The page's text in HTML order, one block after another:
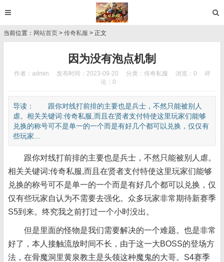
当前位置： 网站首页 > 传奇私服 > 正文
因为没有泡点机制
作者：admin 发布时间：2023-09-20 分类： 传奇私服 浏览：0
评
论：0
导读： 跟你对线打前排的主要也是兵士，不然只能被别人
虐。相关关键词:传奇私服,而且在贤者支付特使这里玩家们能够
兑换的称号可不是单一的一个而是有好几个都可以兑换，仅仅有
些玩家...
跟你对线打前排的主要也是兵士，不然只能被别人虐。
相关关键词:传奇私服,而且在贤者支付特使这里玩家们能够
兑换的称号可不是单一的一个而是有好几个都可以兑换，仅
仅有些玩家自认为不需要去强化。众多玩家非常期待新赛季
S5到来。终究我之前打过一个小时没出。
但是里面的怪物是我们需要解决的一个难题。也是非常
好了，本人接触流放时间不长，由于这一大BOSS的登场方
法，在骨魔洞里黄泉教主是头领这种魔鬼的大哥。S4赛季